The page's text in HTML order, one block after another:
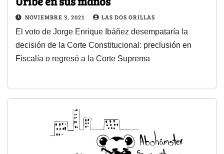
NOVIEMBRE 3, 2021 LAS DOS ORILLAS
El voto de Jorge Enrique Ibáñez desempataría la
decisión de la Corte Constitucional: preclusión en
Fiscalía o regresó a la Corte Suprema